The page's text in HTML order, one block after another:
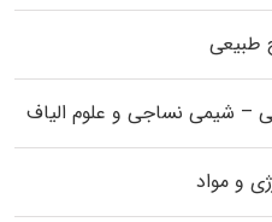
طبیعی
– شیمی نساجی و علوم الیاف
و مواد